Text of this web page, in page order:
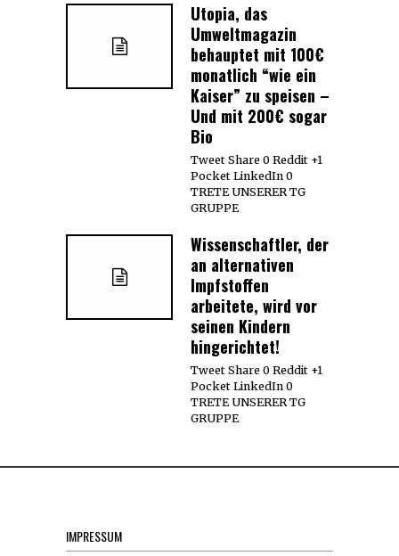
Utopia, das
Umweltmagazin
behauptet mit 100€
monatlich “wie ein
Kaiser” zu speisen –
Und mit 200€ sogar
Bio
Tweet Share 0 Reddit +1
Pocket LinkedIn 0
TRETE UNSERER TG
GRUPPE
Wissenschaftler, der
an alternativen
Impfstoffen
arbeitete, wird vor
seinen Kindern
hingerichtet!
Tweet Share 0 Reddit +1
Pocket LinkedIn 0
TRETE UNSERER TG
GRUPPE
IMPRESSUM